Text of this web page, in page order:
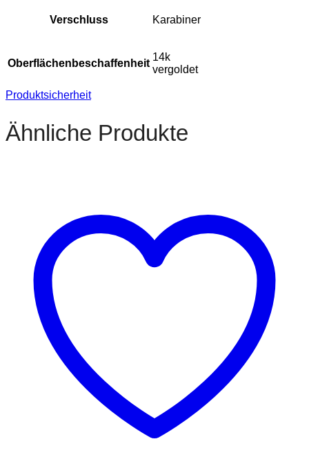
Verschluss Karabiner
Oberflächenbeschaffenheit
14k
vergoldet
Produktsicherheit
Ähnliche Produkte